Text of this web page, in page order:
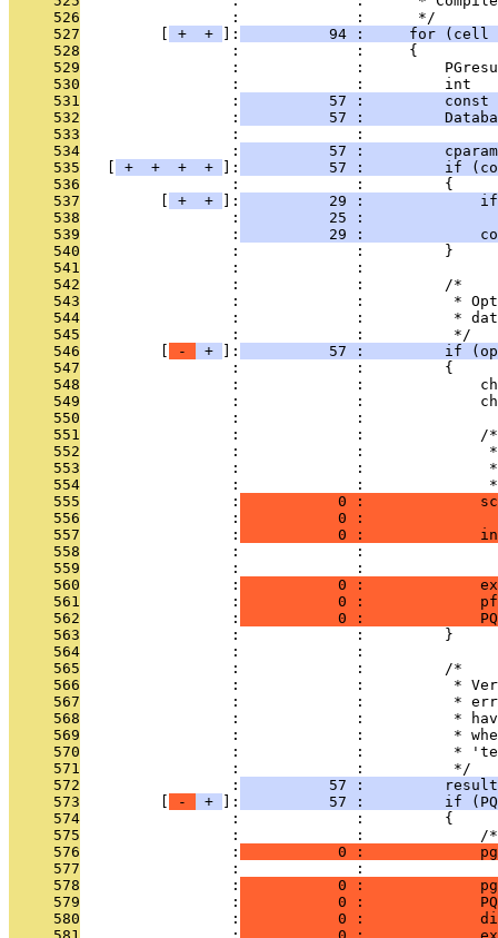
     526
                 :             :      */
     527
+ + ]:
94 :     for (cell
     528
                 :             :     {
     529
:             :
     530
:             :         int
     531
                 :
57 :         const
     532
                 :
57 :
     533
                 :             :
     534
                 :
57 :
     535
+ + + + ]:
57 :         if
     536
                 :             :         {
     537
+ + ]:
29 :
     538
                 :
25 :
     539
                 :
29 :
     540
                 :             :         }
     541
                 :             :
     542
                 :             :         /*
     543
:             :          *
     544
:             :          *
     545
                 :             :          */
     546
- + ]:
57 :         if
     547
                 :             :         {
     548
:             :
     549
:             :
     550
                 :             :
     551
                 :             :             /*
     552
:             :
     553
:             :
     554
:             :
     555
                 :
0 :
     556
                 :
0 :
     557
                 :
0 :
     558
:             :
     559
                 :             :
     560
                 :
0 :
     561
                 :
0 :
     562
                 :
0 :
     563
                 :             :         }
     564
                 :             :
     565
                 :             :         /*
     566
:             :          *
     567
:             :          *
     568
:             :          *
     569
:             :          *
     570
:             :          *
     571
                 :             :          */
     572
                 :
57 :
     573
- + ]:
57 :         if
     574
                 :             :         {
     575
:             :
     576
                 :
0 :
     577
:             :
     578
                 :
0 :
     579
                 :
0 :
     580
                 :
0 :